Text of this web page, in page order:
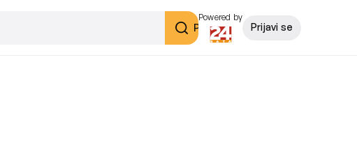
Pretraži
Powered by
Prijavi se